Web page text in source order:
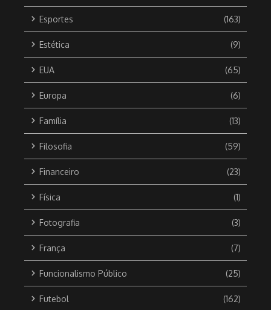
Esportes (163)
Estética (9)
EUA (65)
Europa (6)
Família (13)
Filosofia (59)
Financeiro (23)
Física (1)
Fotografia (3)
França (7)
Funcionalismo Público (25)
Futebol (162)